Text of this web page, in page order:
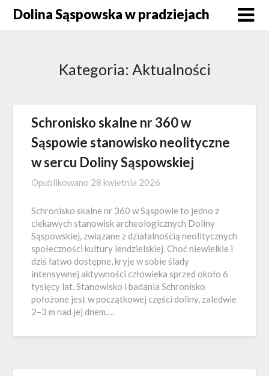
SkipDolina Sąspowska w pradziejach
Kategoria: Aktualności
Schronisko skalne nr 360 w
Sąspowie stanowisko neolityczne
w sercu Doliny Sąspowskiej
Opublikowano 28 kwietnia 2026
Schronisko skalne nr 360 w Sąspowie to jedno z
ciekawych stanowisk archeologicznych Doliny
Sąspowskiej, związane z działalnością neolitycznych
społeczności kultury lendzielskiej. Choć niewielkie i
dziś łatwo dostępne, kryje w sobie ślady
intensywnej aktywności człowieka sprzed około 6
tysięcy lat. Stanowisko i badania Schronisko
położone jest w początkowej części doliny, zaledwie
2–3 m nad jej dnem….